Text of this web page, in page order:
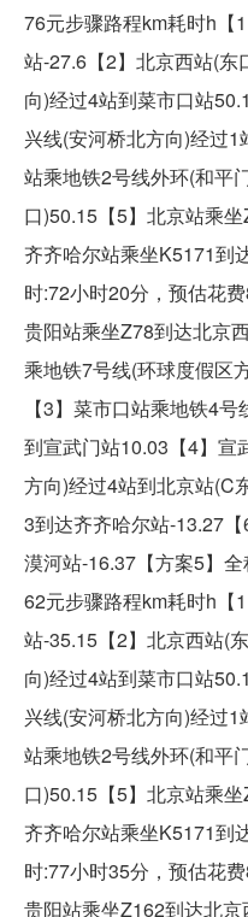
76元步骤路程km耗时h【
站-27.6【2】北京西站(
向)经过4站到菜市口站
兴线(安河桥北方向)经过
站乘地铁2号线外环(和平
口)50.15【5】北京站乘
齐齐哈尔站乘坐K5171到
时:72小时20分，预估花
贵阳站乘坐Z78到达北京
乘地铁7号线(环球度假区
【3】菜市口站乘地铁4
到宣武门站10.03【4】宣
方向)经过4站到北京站(C
3到达齐齐哈尔站-13.27
漠河站-16.37【方案5】
62元步骤路程km耗时h【
站-35.15【2】北京西站(
向)经过4站到菜市口站
兴线(安河桥北方向)经过
站乘地铁2号线外环(和平
口)50.15【5】北京站乘
齐齐哈尔站乘坐K5171到
时:77小时35分，预估花
贵阳站乘坐Z162到达北